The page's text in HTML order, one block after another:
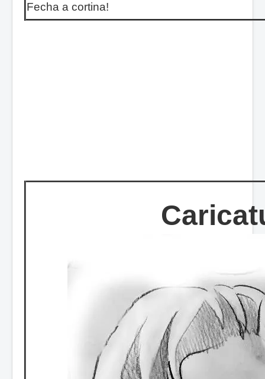
Fecha a cortina!